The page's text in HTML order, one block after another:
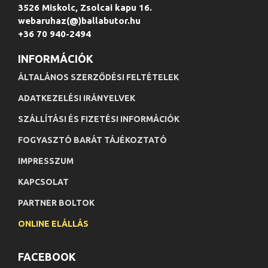
3526 Miskolc, Zsolcai kapu 16.
webaruhaz(@)ballabutor.hu
+36 70 940-2494
INFORMÁCIÓK
ÁLTALÁNOS SZERZŐDÉSI FELTÉTELEK
ADATKEZELÉSI IRÁNYELVEK
SZÁLLÍTÁSI ÉS FIZETÉSI INFORMÁCIÓK
FOGYASZTÓ BARÁT TÁJÉKOZTATÓ
IMPRESSZUM
KAPCSOLAT
PARTNER BOLTOK
ONLINE ELÁLLÁS
FACEBOOK